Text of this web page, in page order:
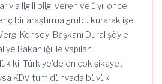
ilgili bilgi veren ve 1 yıl önce
bir araştırma grubu kurarak işe
Konseyi Başkanı Dural şöyle
Bakanlığı ile yapılan
ki, Türkiye’de en çok şikayet
KDV tüm dünyada büyük